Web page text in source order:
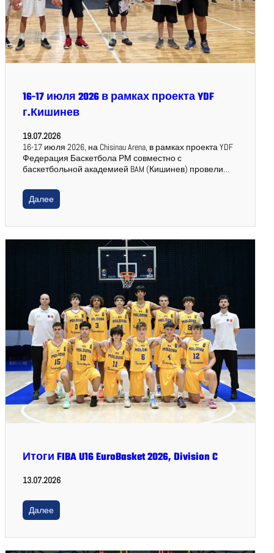
16-17 июля 2026 в рамках проекта YDF
г.Кишинев
19.07.2026
16-17 июля 2026, на Chisinau Arena, в рамках проекта YDF
Федерация Баскетбола РМ совместно с
баскетбольной академией BAM (Кишинев) провели…
Далее
Итоги FIBA U16 EuroBasket 2026, Division C
13.07.2026
Далее